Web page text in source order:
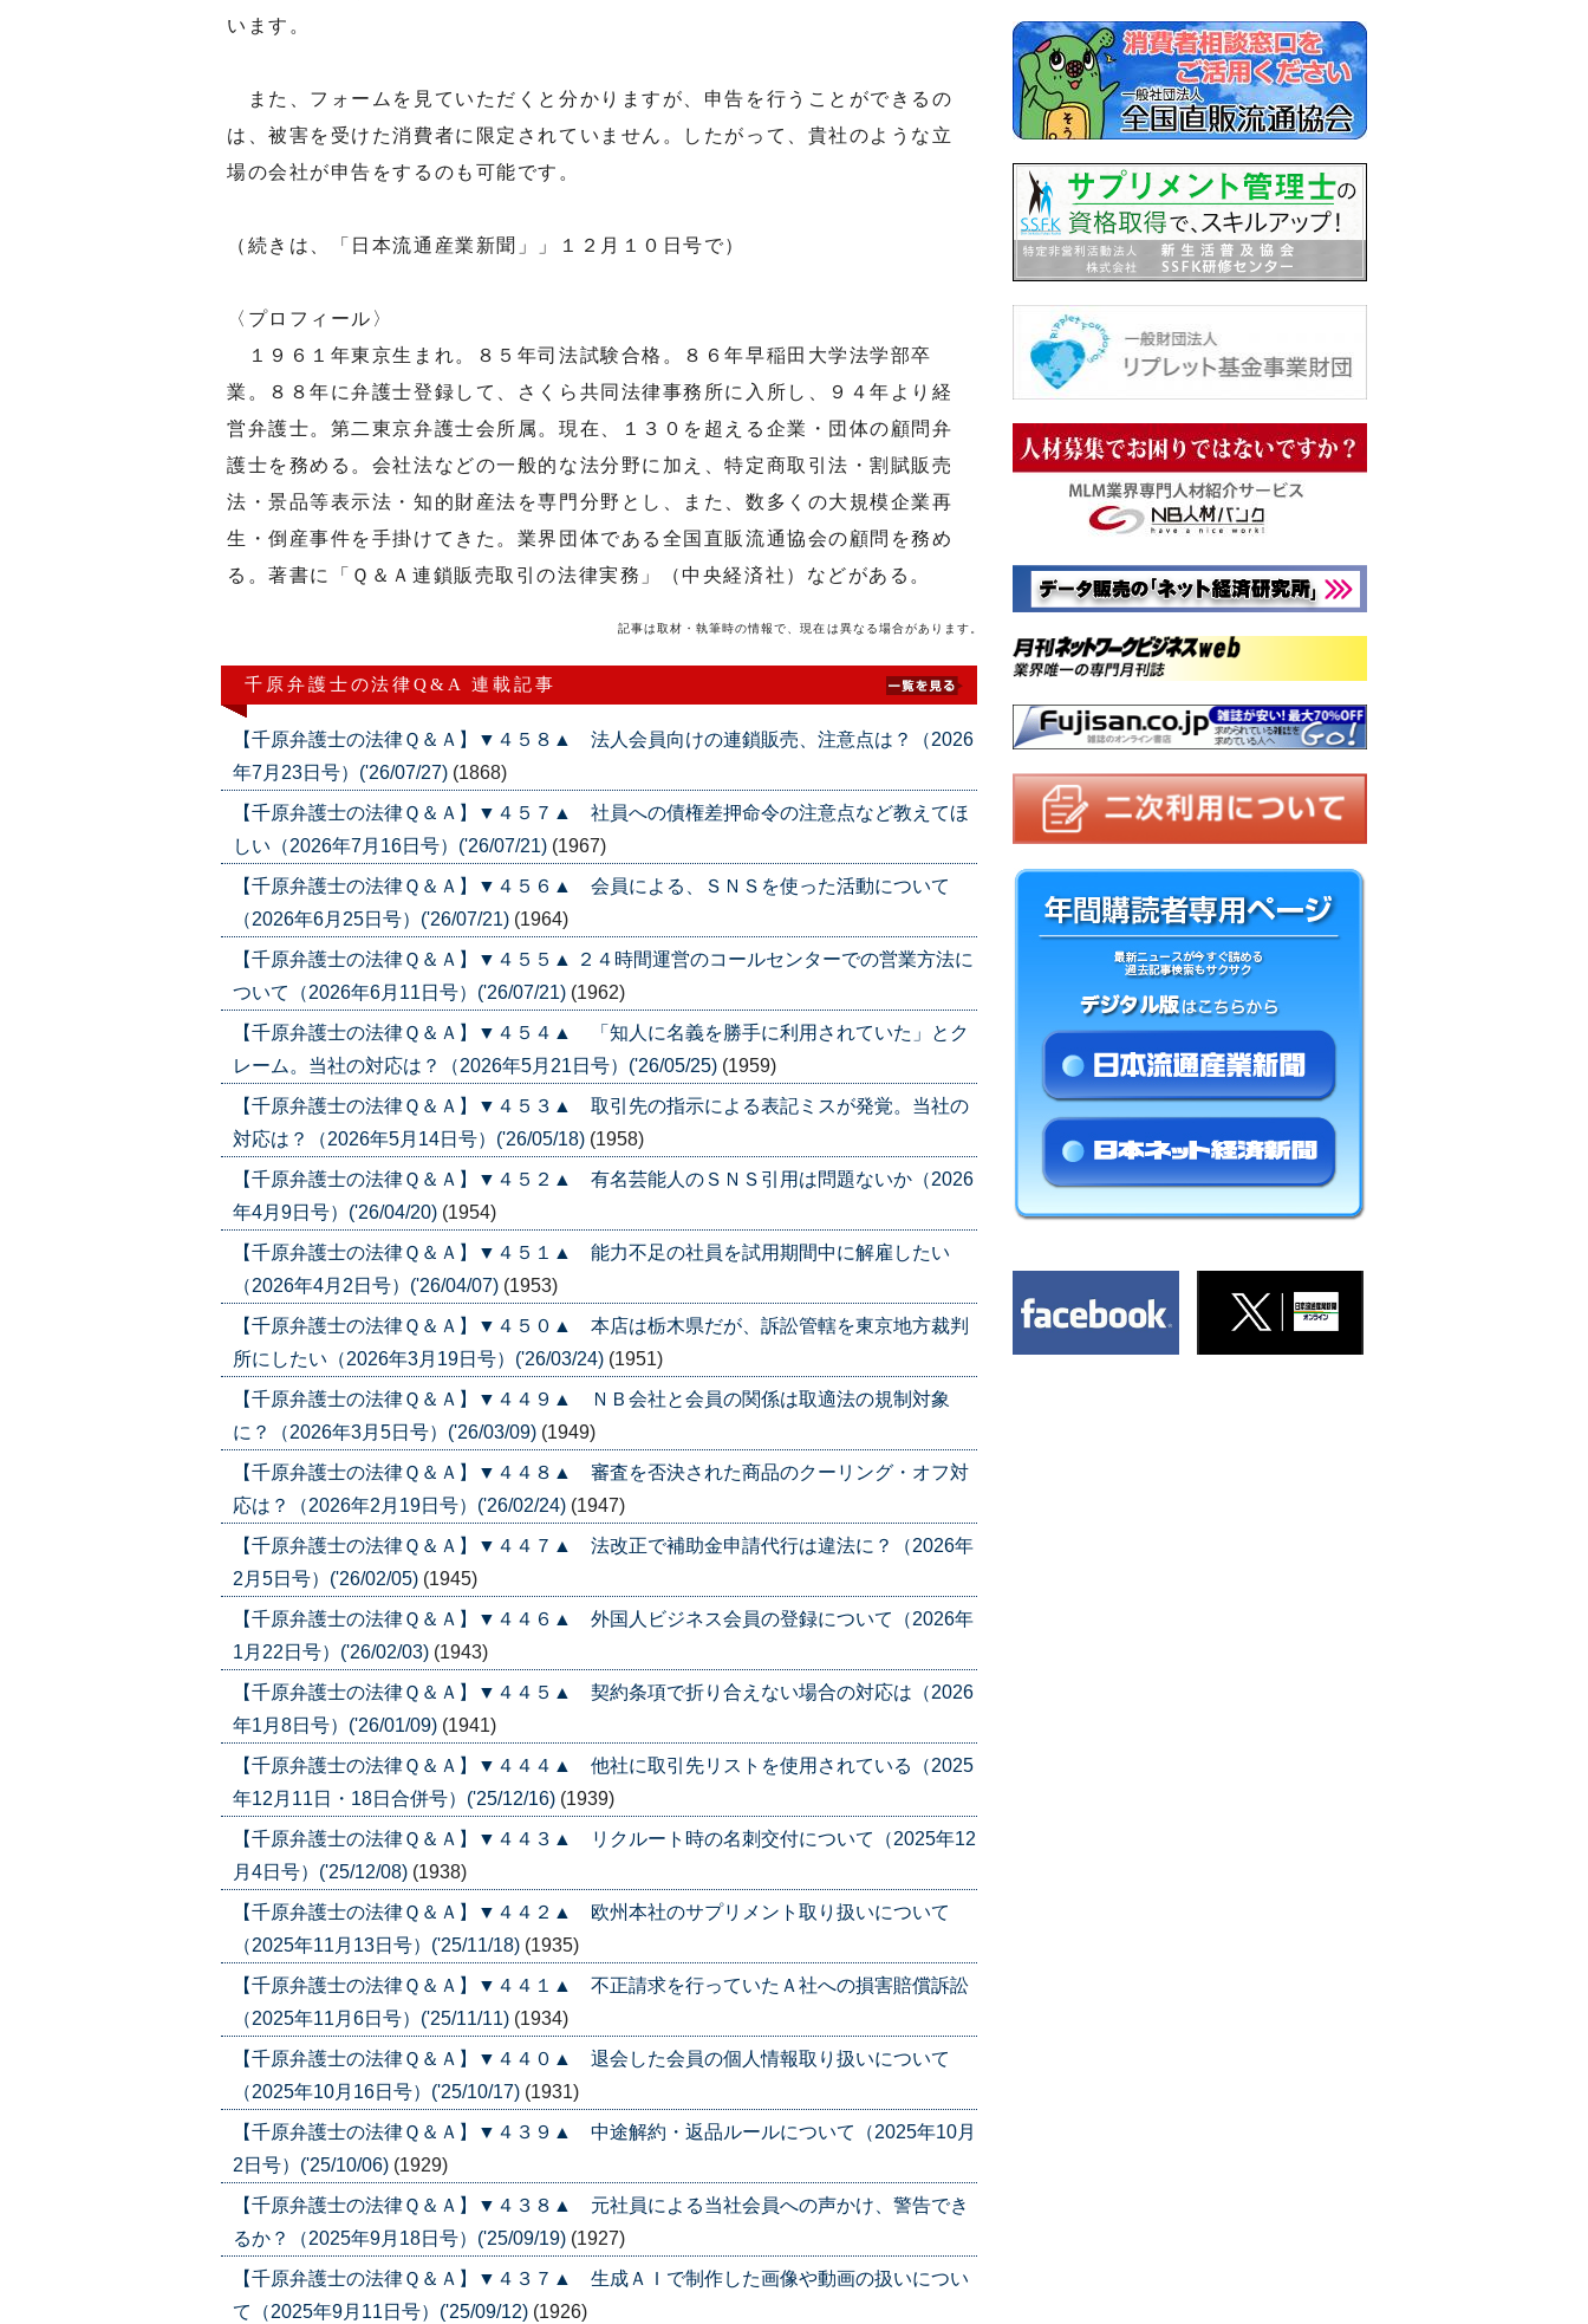
います。
また、フォームを見ていただくと分かりますが、申告を行うことができるの
は、被害を受けた消費者に限定されていません。したがって、貴社のような立
場の会社が申告をするのも可能です。
（続きは、「日本流通産業新聞」」１２月１０日号で）
〈プロフィール〉
１９６１年東京生まれ。８５年司法試験合格。８６年早稲田大学法学部卒
業。８８年に弁護士登録して、さくら共同法律事務所に入所し、９４年より経
営弁護士。第二東京弁護士会所属。現在、１３０を超える企業・団体の顧問弁
護士を務める。会社法などの一般的な法分野に加え、特定商取引法・割賦販売
法・景品等表示法・知的財産法を専門分野とし、また、数多くの大規模企業再
生・倒産事件を手掛けてきた。業界団体である全国直販流通協会の顧問を務め
る。著書に「Ｑ＆Ａ連鎖販売取引の法律実務」（中央経済社）などがある。
記事は取材・執筆時の情報で、現在は異なる場合があります。
千原弁護士の法律Q&A 連載記事
【千原弁護士の法律Ｑ＆Ａ】▼４５８▲ 法人会員向けの連鎖販売、注意点は？（2026
年7月23日号）('26/07/27) (1868)
【千原弁護士の法律Ｑ＆Ａ】▼４５７▲ 社員への債権差押命令の注意点など教えてほ
しい（2026年7月16日号）('26/07/21) (1967)
【千原弁護士の法律Ｑ＆Ａ】▼４５６▲ 会員による、ＳＮＳを使った活動について
（2026年6月25日号）('26/07/21) (1964)
【千原弁護士の法律Ｑ＆Ａ】▼４５５▲ ２４時間運営のコールセンターでの営業方法に
ついて（2026年6月11日号）('26/07/21) (1962)
【千原弁護士の法律Ｑ＆Ａ】▼４５４▲ 「知人に名義を勝手に利用されていた」とク
レーム。当社の対応は？（2026年5月21日号）('26/05/25) (1959)
【千原弁護士の法律Ｑ＆Ａ】▼４５３▲ 取引先の指示による表記ミスが発覚。当社の
対応は？（2026年5月14日号）('26/05/18) (1958)
【千原弁護士の法律Ｑ＆Ａ】▼４５２▲ 有名芸能人のＳＮＳ引用は問題ないか（2026
年4月9日号）('26/04/20) (1954)
【千原弁護士の法律Ｑ＆Ａ】▼４５１▲ 能力不足の社員を試用期間中に解雇したい
（2026年4月2日号）('26/04/07) (1953)
【千原弁護士の法律Ｑ＆Ａ】▼４５０▲ 本店は栃木県だが、訴訟管轄を東京地方裁判
所にしたい（2026年3月19日号）('26/03/24) (1951)
【千原弁護士の法律Ｑ＆Ａ】▼４４９▲ ＮＢ会社と会員の関係は取適法の規制対象
に？（2026年3月5日号）('26/03/09) (1949)
【千原弁護士の法律Ｑ＆Ａ】▼４４８▲ 審査を否決された商品のクーリング・オフ対
応は？（2026年2月19日号）('26/02/24) (1947)
【千原弁護士の法律Ｑ＆Ａ】▼４４７▲ 法改正で補助金申請代行は違法に？（2026年
2月5日号）('26/02/05) (1945)
【千原弁護士の法律Ｑ＆Ａ】▼４４６▲ 外国人ビジネス会員の登録について（2026年
1月22日号）('26/02/03) (1943)
【千原弁護士の法律Ｑ＆Ａ】▼４４５▲ 契約条項で折り合えない場合の対応は（2026
年1月8日号）('26/01/09) (1941)
【千原弁護士の法律Ｑ＆Ａ】▼４４４▲ 他社に取引先リストを使用されている（2025
年12月11日・18日合併号）('25/12/16) (1939)
【千原弁護士の法律Ｑ＆Ａ】▼４４３▲ リクルート時の名刺交付について（2025年12
月4日号）('25/12/08) (1938)
【千原弁護士の法律Ｑ＆Ａ】▼４４２▲ 欧州本社のサプリメント取り扱いについて
（2025年11月13日号）('25/11/18) (1935)
【千原弁護士の法律Ｑ＆Ａ】▼４４１▲ 不正請求を行っていたＡ社への損害賠償訴訟
（2025年11月6日号）('25/11/11) (1934)
【千原弁護士の法律Ｑ＆Ａ】▼４４０▲ 退会した会員の個人情報取り扱いについて
（2025年10月16日号）('25/10/17) (1931)
【千原弁護士の法律Ｑ＆Ａ】▼４３９▲ 中途解約・返品ルールについて（2025年10月
2日号）('25/10/06) (1929)
【千原弁護士の法律Ｑ＆Ａ】▼４３８▲ 元社員による当社会員への声かけ、警告でき
るか？（2025年9月18日号）('25/09/19) (1927)
【千原弁護士の法律Ｑ＆Ａ】▼４３７▲ 生成ＡＩで制作した画像や動画の扱いについ
て（2025年9月11日号）('25/09/12) (1926)